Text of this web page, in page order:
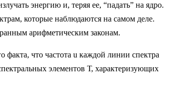
энергию и, теряя ее, “падать” на ядро.
которые наблюдаются на самом деле.
арифметическим законам.
что частота u каждой линии спектра
элементов Т, характеризующих